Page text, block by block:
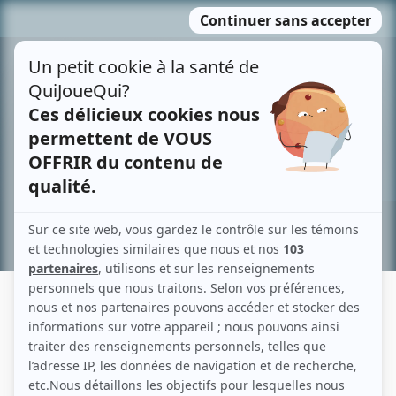
MENU
contenu
Recherche avancée »
ITZIA DELGADILLO-AUBUT
Liens
Fiche de Itzia Delgadillo-Aubut sur Showbizz.net